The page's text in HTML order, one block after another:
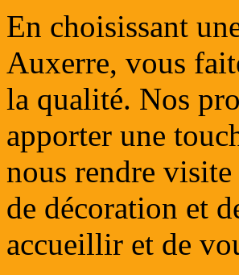
En choisissant
Auxerre, vous
la qualité. Nos
apporter une
nous rendre
de décoration et
accueillir et de